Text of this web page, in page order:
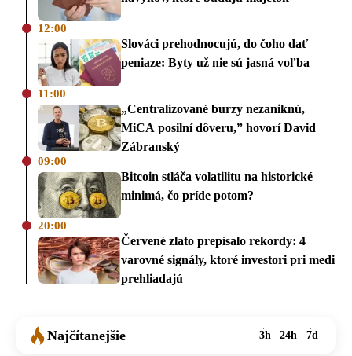
12:00
Slováci prehodnocujú, do čoho dať
peniaze: Byty už nie sú jasná voľba
11:00
„Centralizované burzy nezaniknú,
MiCA posilní dôveru,” hovorí David
Zábranský
09:00
Bitcoin stláča volatilitu na historické
minimá, čo príde potom?
20:00
Červené zlato prepísalo rekordy: 4
varovné signály, ktoré investori pri medi
prehliadajú
Najčítanejšie 3h 24h 7d